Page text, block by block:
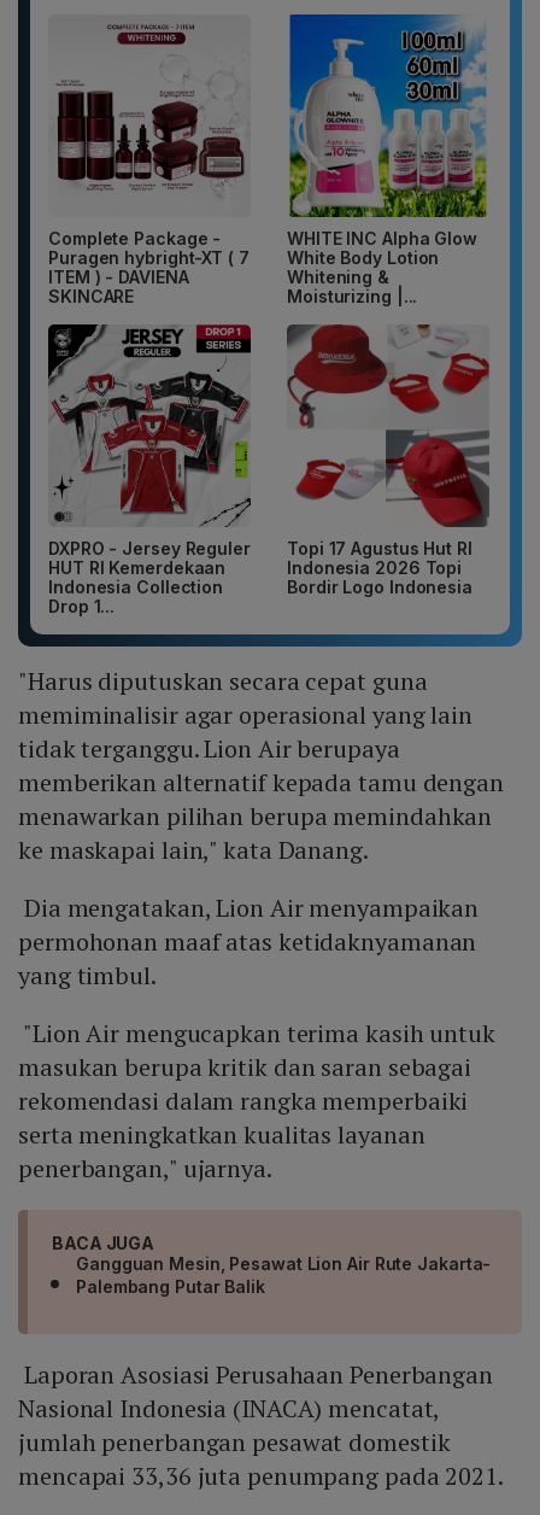
Complete Package -
Puragen hybright-XT ( 7
ITEM ) - DAVIENA
SKINCARE
WHITE INC Alpha Glow
White Body Lotion
Whitening &
Moisturizing |...
DXPRO - Jersey Reguler
HUT RI Kemerdekaan
Indonesia Collection
Drop 1...
Topi 17 Agustus Hut RI
Indonesia 2026 Topi
Bordir Logo Indonesia
"Harus diputuskan secara cepat guna
memiminalisir agar operasional yang lain
tidak terganggu. Lion Air berupaya
memberikan alternatif kepada tamu dengan
menawarkan pilihan berupa memindahkan
ke maskapai lain," kata Danang.
Dia mengatakan, Lion Air menyampaikan
permohonan maaf atas ketidaknyamanan
yang timbul.
"Lion Air mengucapkan terima kasih untuk
masukan berupa kritik dan saran sebagai
rekomendasi dalam rangka memperbaiki
serta meningkatkan kualitas layanan
penerbangan," ujarnya.
BACA JUGA
Gangguan Mesin, Pesawat Lion Air Rute Jakarta-
Palembang Putar Balik
Laporan Asosiasi Perusahaan Penerbangan
Nasional Indonesia (INACA) mencatat,
jumlah penerbangan pesawat domestik
mencapai 33,36 juta penumpang pada 2021.